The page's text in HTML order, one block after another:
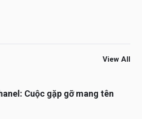
View All
Cuộc gặp gỡ mang tên